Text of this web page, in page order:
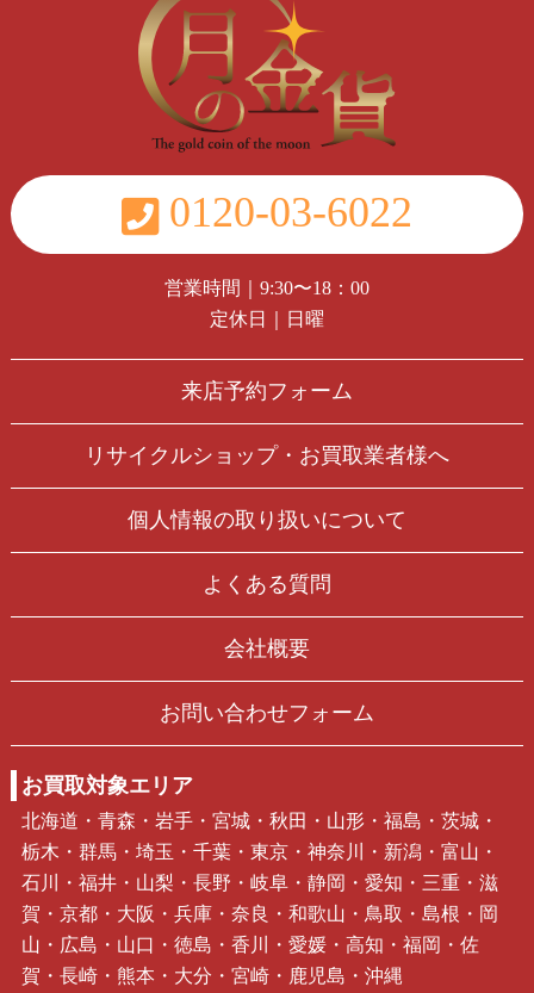
0120-03-6022
営業時間｜9:30〜18：00
定休日｜日曜
来店予約フォーム
リサイクルショップ・お買取業者様へ
個人情報の取り扱いについて
よくある質問
会社概要
お問い合わせフォーム
お買取対象エリア
北海道・青森・岩手・宮城・秋田・山形・福島・茨城・
栃木・群馬・埼玉・千葉・東京・神奈川・新潟・富山・
石川・福井・山梨・長野・岐阜・静岡・愛知・三重・滋
賀・京都・大阪・兵庫・奈良・和歌山・鳥取・島根・岡
山・広島・山口・徳島・香川・愛媛・高知・福岡・佐
賀・長崎・熊本・大分・宮崎・鹿児島・沖縄